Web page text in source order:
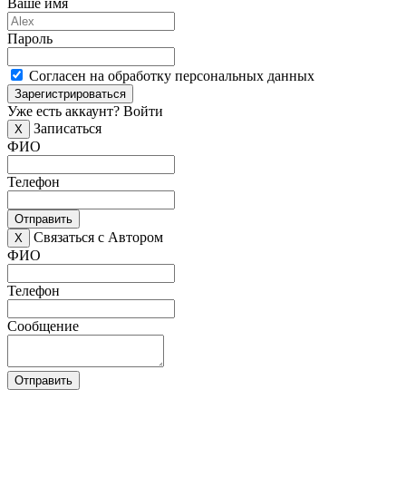
Пароль
Согласен на обработку персональных данных
Зарегистрироваться
Уже есть аккаунт? Войти
X
Записаться
ФИО
Телефон
Отправить
X
Связаться с Автором
ФИО
Телефон
Сообщение
Отправить